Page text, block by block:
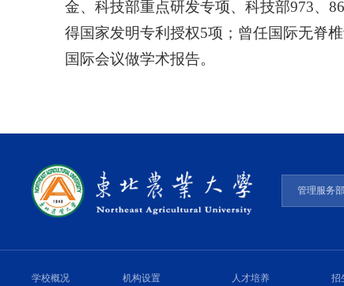
金、科技部重点研发专项、科技部973、
得国家发明专利授权5项；曾任国际无脊
国际会议做学术报告。
管理服务部
学校概况 机构设置 人才培养 招